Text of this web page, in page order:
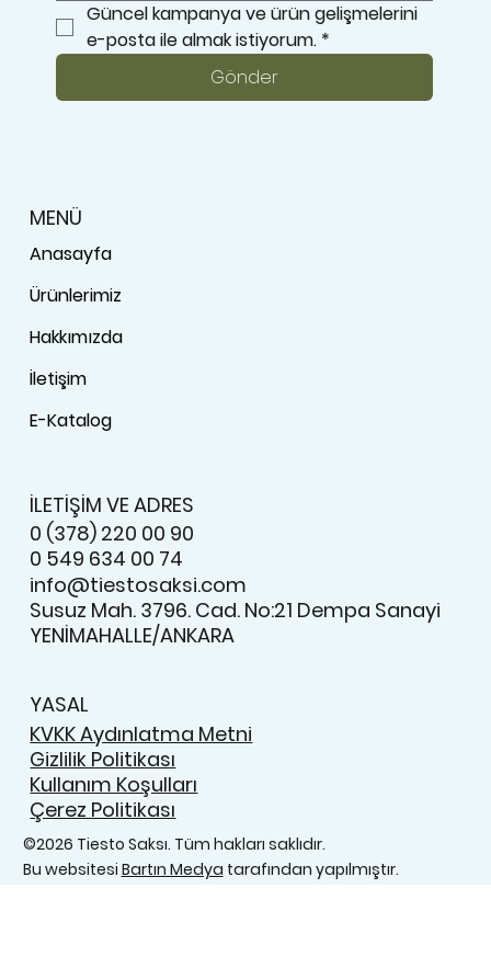
Güncel kampanya ve ürün gelişmelerini
e-posta ile almak istiyorum. *
Gönder
MENÜ
Anasayfa
Ürünlerimiz
Hakkımızda
İletişim
E-Katalog
İLETİŞİM VE ADRES
0 (378) 220 00 90
0 549 634 00 74
info@tiestosaksi.com
Susuz Mah. 3796. Cad. No:21 Dempa Sanayi
YENİMAHALLE/ANKARA
YASAL
KVKK Aydınlatma Metni
Gizlilik Politikası
Kullanım Koşulları
Çerez Politikası
©2026 Tiesto Saksı. Tüm hakları saklıdır.
Bu websitesi Bartın Medya tarafından yapılmıştır.